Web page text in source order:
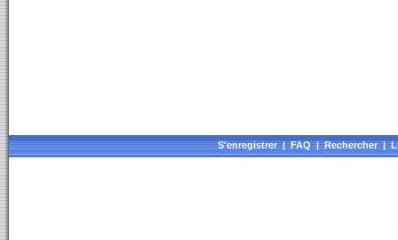
S'enregistrer|FAQ|Rechercher|